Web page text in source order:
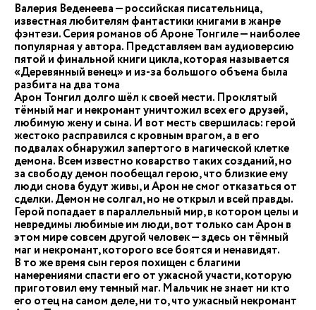
Валерия Веденеева — российская писательница,
известная любителям фантастики книгами в жанре
фэнтези. Серия романов об Ароне Тонгиле — наиболее
популярная у автора. Представляем вам аудиоверсию
пятой и финальной книги цикла, которая называется
«Деревянный венец» и из-за большого объема была
разбита на два тома
Арон Тонгил долго шёл к своей мести. Проклятый
тёмный маг и некромант уничтожил всех его друзей,
любимую жену и сына. И вот месть свершилась: герой
жестоко расправился с кровным врагом, а в его
подвалах обнаружил запертого в магической клетке
демона. Всем известно коварство таких созданий, но
за свободу демон пообещал герою, что близкие ему
люди снова будут живы, и Арон не смог отказаться от
сделки. Демон не солгал, но не открыл и всей правды.
Герой попадает в параллельный мир, в котором целы и
невредимы любимые им люди, вот только сам Арон в
этом мире совсем другой человек — здесь он тёмный
маг и некромант, которого все боятся и ненавидят.
В то же время сын героя похищен с благими
намерениями спасти его от ужасной участи, которую
приготовил ему темный маг. Мальчик не знает ни кто
его отец на самом деле, ни то, что ужасный некромант